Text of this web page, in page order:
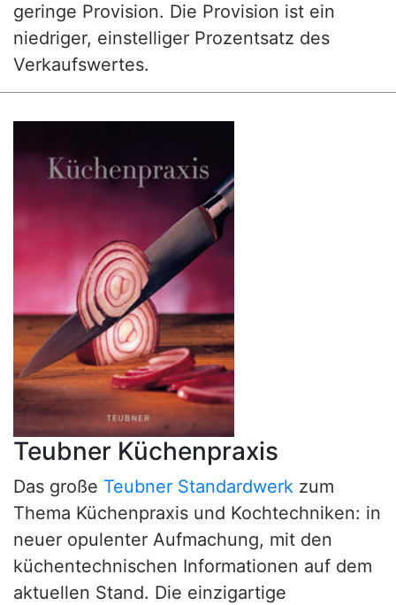
geringe Provision. Die Provision ist ein
niedriger, einstelliger Prozentsatz des
Verkaufswertes.
Teubner Küchenpraxis
Das große Teubner Standardwerk zum
Thema Küchenpraxis und Kochtechniken: in
neuer opulenter Aufmachung, mit den
küchentechnischen Informationen auf dem
aktuellen Stand. Die einzigartige